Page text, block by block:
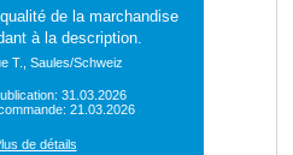
de la marchandise
à la description.
T., Saules/Schweiz
31.03.2026
21.03.2026
de détails